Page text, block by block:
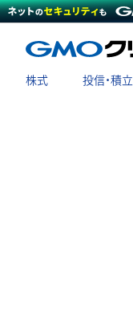
株式 投信・積立